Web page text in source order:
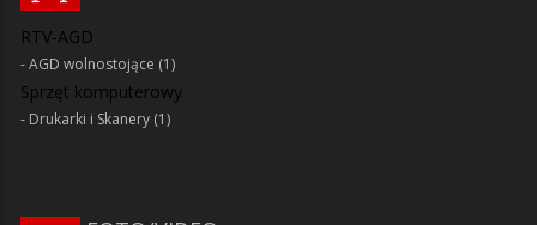
RTV-AGD
AGD wolnostojące (1)
Sprzęt komputerowy
Drukarki i Skanery (1)